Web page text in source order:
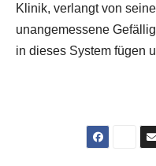
Klinik, verlangt von
unangemessene
in dieses System fügen